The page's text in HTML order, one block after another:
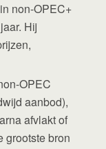
non-OPEC+
Hij
OPEC
aanbod),
afvlakt of
grootste bron